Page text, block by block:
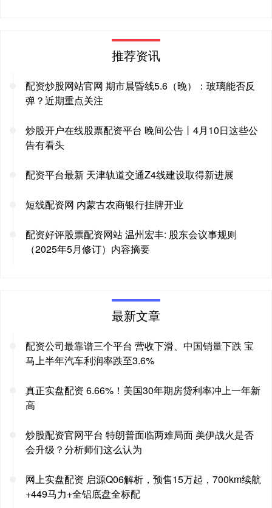
推荐资讯
配资炒股网站官网 期市晨昏线5.6（晚）：玻璃能否反
弹？近期重点关注
炒股开户在线股票配资平台 晚间公告丨4月10日这些公
告有看头
配资平台最新 天津轨道交通Z4线建设取得新进展
短线配资网 内蒙古农商银行挂牌开业
配资好评股票配资网站 温州宏丰: 股东会议事规则
（2025年5月修订）内容摘要
最新文章
配资公司最靠谱三个平台 营收下滑、中国销量下跌 宝
马上半年汽车利润率跌至3.6%
真正实盘配资 6.66%！美国30年期房贷利率冲上一年新
高
炒股配资官网平台 特朗普面临两难局面 美伊战火是否
会升级？分析师们这么认为
网上实盘配资 启源Q06解析，预售15万起，700km续航
+449马力+全铝底盘全标配